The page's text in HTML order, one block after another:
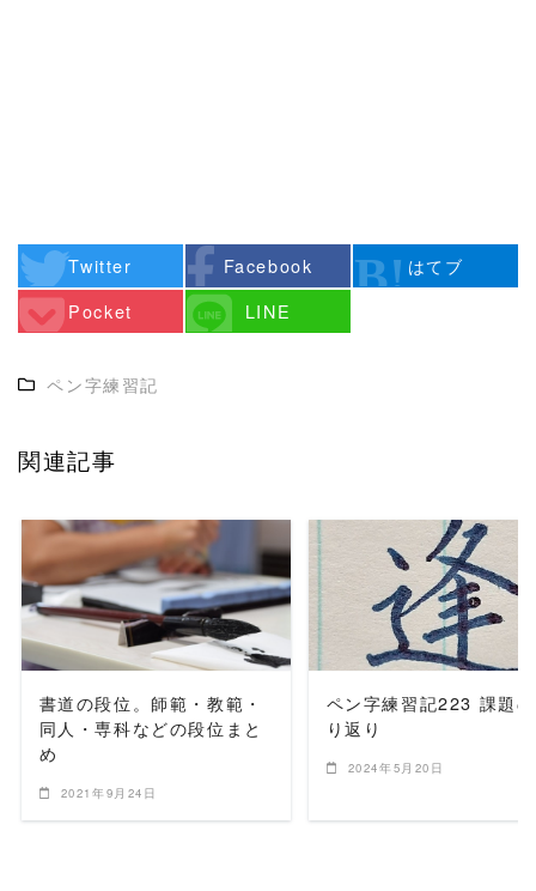
Twitter Facebook
はてブ
Pocket
LINE
ペン字練習記
関連記事
READ MORE
書道の段位。師範・教範・
同人・専科などの段位まと
め
2021年9月24日
READ MORE
ペン字練習記223 課題
り返り
2024年5月20日